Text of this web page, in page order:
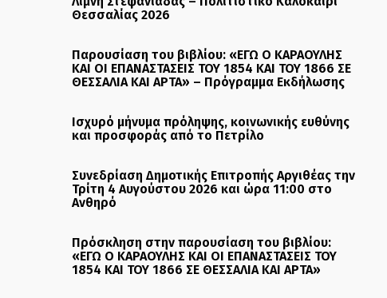
Θεσσαλίας 2026
Παρουσίαση του βιβλίου: «ΕΓΩ Ο ΚΑΡΑΟΥΛΗΣ
ΚΑΙ ΟΙ ΕΠΑΝΑΣΤΑΣΕΙΣ ΤΟΥ 1854 ΚΑΙ ΤΟΥ 1866 ΣΕ
ΘΕΣΣΑΛΙΑ ΚΑΙ ΑΡΤΑ» – Πρόγραμμα Εκδήλωσης
Ισχυρό μήνυμα πρόληψης, κοινωνικής ευθύνης
και προσφοράς από το Πετρίλο
Συνεδρίαση Δημοτικής Επιτροπής Αργιθέας την
Τρίτη 4 Αυγούστου 2026 και ώρα 11:00 στο
Ανθηρό
Πρόσκληση στην παρουσίαση του βιβλίου:
«ΕΓΩ Ο ΚΑΡΑΟΥΛΗΣ ΚΑΙ ΟΙ ΕΠΑΝΑΣΤΑΣΕΙΣ ΤΟΥ
1854 ΚΑΙ ΤΟΥ 1866 ΣΕ ΘΕΣΣΑΛΙΑ ΚΑΙ ΑΡΤΑ»